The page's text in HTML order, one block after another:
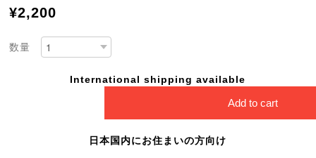
¥2,200
数量
International shipping available
Add to cart
日本国内にお住まいの方向け